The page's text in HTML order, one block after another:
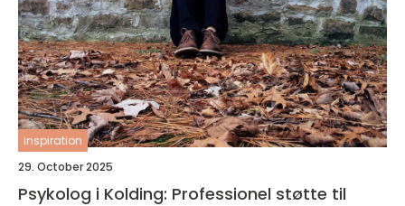
inspiration
29. October 2025
Psykolog i Kolding: Professionel støtte til